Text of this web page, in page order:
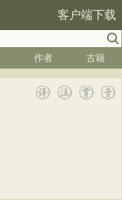
客户端下载
作者 古籍